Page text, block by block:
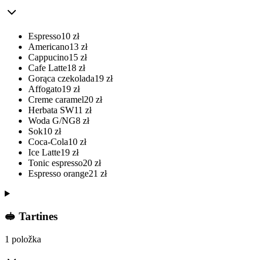
Espresso10 zł
Americano13 zł
Cappucino15 zł
Cafe Latte18 zł
Gorąca czekolada19 zł
Affogato19 zł
Creme caramel20 zł
Herbata SW11 zł
Woda G/NG8 zł
Sok10 zł
Coca-Cola10 zł
Ice Latte19 zł
Tonic espresso20 zł
Espresso orange21 zł
🥪 Tartines
1 položka